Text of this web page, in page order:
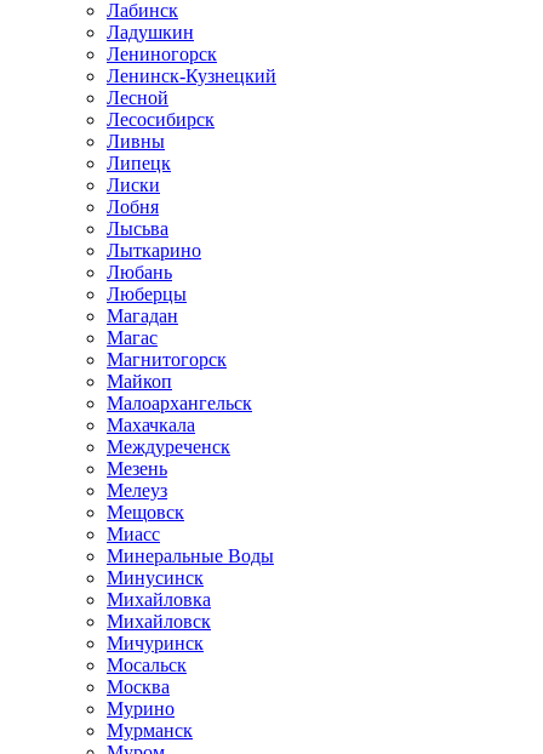
Лабинск
Ладушкин
Лениногорск
Ленинск-Кузнецкий
Лесной
Лесосибирск
Ливны
Липецк
Лиски
Лобня
Лысьва
Лыткарино
Любань
Люберцы
Магадан
Магас
Магнитогорск
Майкоп
Малоархангельск
Махачкала
Междуреченск
Мезень
Мелеуз
Мещовск
Миасс
Минеральные Воды
Минусинск
Михайловка
Михайловск
Мичуринск
Мосальск
Москва
Мурино
Мурманск